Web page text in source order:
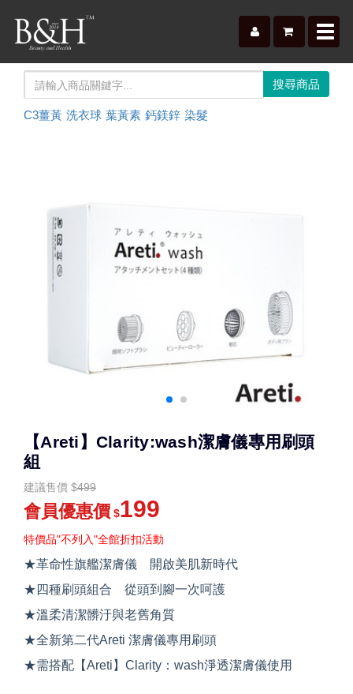
C3薑黃 洗衣球 葉黃素 鈣鎂鋅 染髮
【Areti】Clarity:wash潔膚儀專用刷頭
組
建議售價 $499
會員優惠價 $199
特價品"不列入"全館折扣活動
★革命性旗艦潔膚儀 開啟美肌新時代
★四種刷頭組合 從頭到腳一次呵護
★溫柔清潔髒汙與老舊角質
★全新第二代Areti 潔膚儀專用刷頭
★需搭配【Areti】Clarity：wash淨透潔膚儀使用